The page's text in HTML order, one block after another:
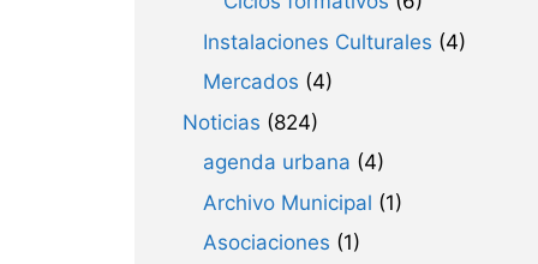
Instalaciones Culturales (4)
Mercados (4)
Noticias (824)
agenda urbana (4)
Archivo Municipal (1)
Asociaciones (1)